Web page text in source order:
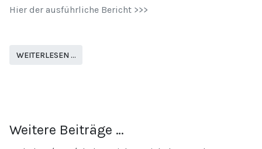
Hier der ausführliche Bericht >>>
WEITERLESEN …
Weitere Beiträge …